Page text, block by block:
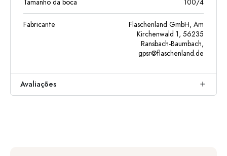
Tamanho da boca 100/4
Fabricante
Flaschenland GmbH, Am
Kirchenwald 1, 56235
Ransbach-Baumbach,
gpsr@flaschenland.de
Avaliações